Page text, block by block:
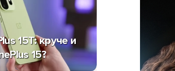
15T: круче и
15?